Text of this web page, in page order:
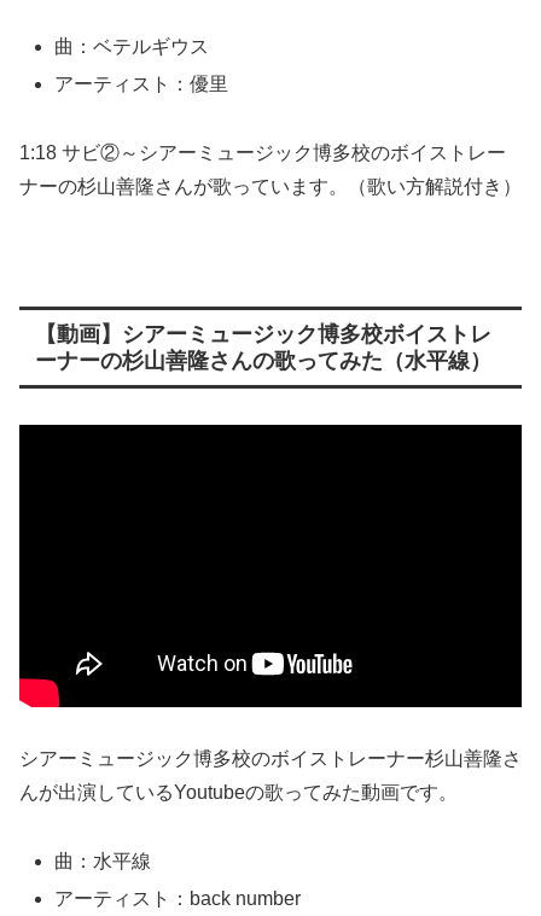
曲：ベテルギウス
アーティスト：優里
1:18 サビ②～シアーミュージック博多校のボイストレー
ナーの杉山善隆さんが歌っています。（歌い方解説付き）
【動画】シアーミュージック博多校ボイストレ
ーナーの杉山善隆さんの歌ってみた（水平線）
シアーミュージック博多校のボイストレーナー杉山善隆さ
んが出演しているYoutubeの歌ってみた動画です。
曲：水平線
アーティスト：back number